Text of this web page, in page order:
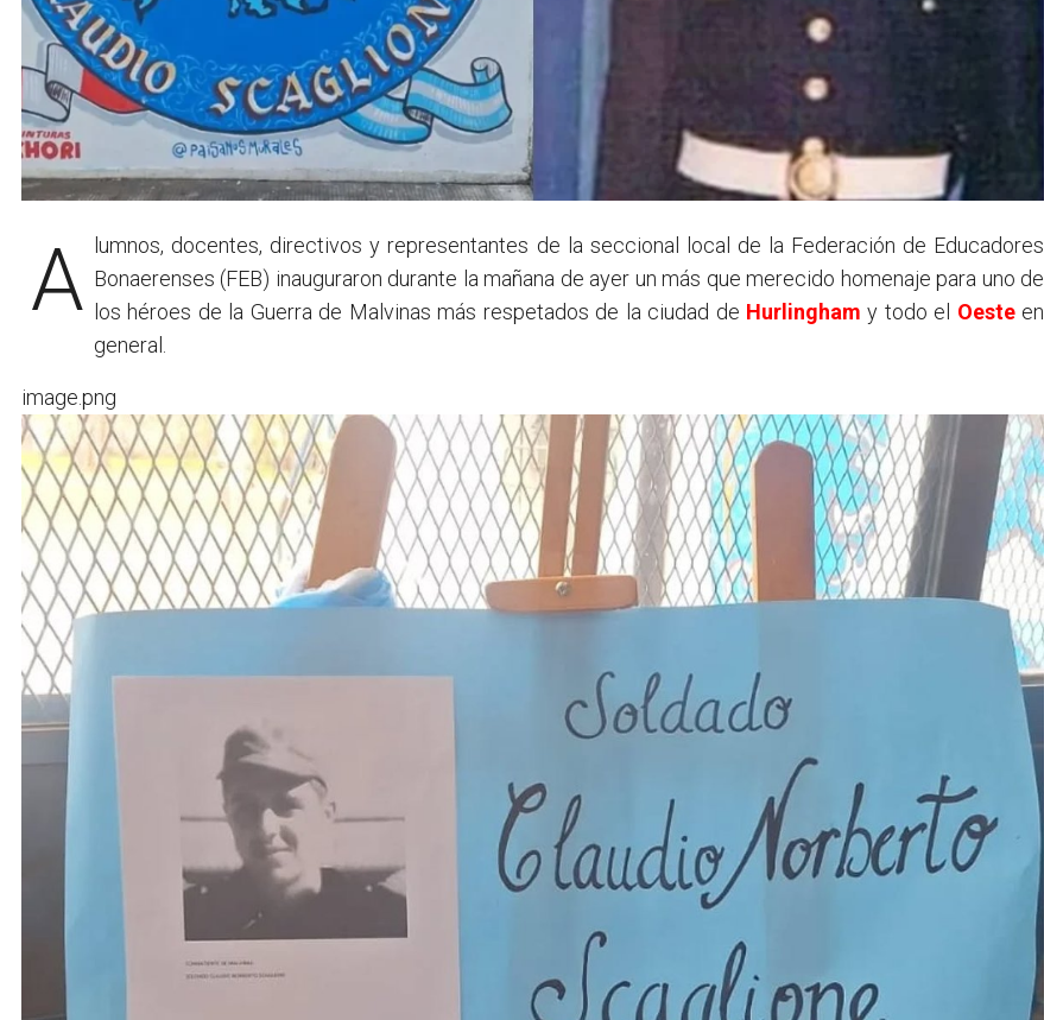
Alumnos, docentes, directivos y representantes de la seccional local de la Federación de Educadores Bonaerenses (FEB) inauguraron durante la mañana de ayer un más que merecido homenaje para uno de
los héroes de la Guerra de Malvinas más respetados de la ciudad de Hurlingham y todo el Oesteen
general.
image.png